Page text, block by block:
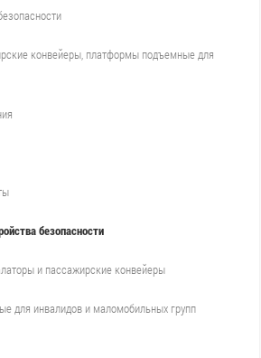
конвейеры, платформы подъемные для
безопасности
и пассажирские конвейеры
для инвалидов и маломобильных групп